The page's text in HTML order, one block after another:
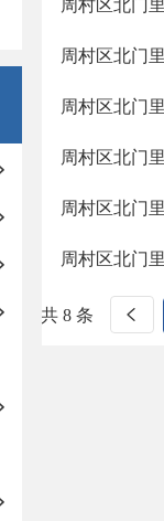
周村区北门
周村区北门
周村区北门
周村区北门
周村区北门
周村区北门
共 8 条